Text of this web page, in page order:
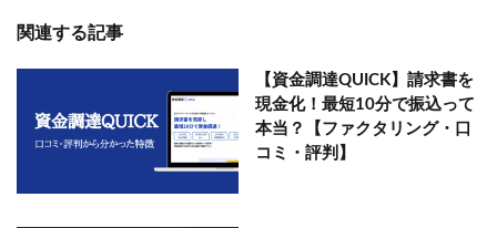
関連する記事
【資金調達QUICK】請求書を
現金化！最短10分で振込って
本当？【ファクタリング・口
コミ・評判】